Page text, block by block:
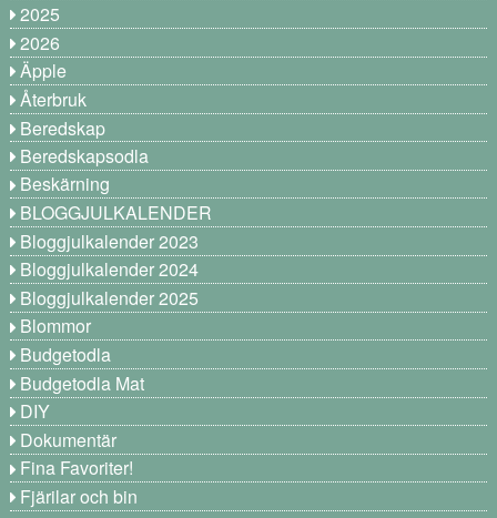
2025
2026
Äpple
Återbruk
Beredskap
Beredskapsodla
Beskärning
BLOGGJULKALENDER
Bloggjulkalender 2023
Bloggjulkalender 2024
Bloggjulkalender 2025
Blommor
Budgetodla
Budgetodla Mat
DIY
Dokumentär
Fina Favoriter!
Fjärilar och bin